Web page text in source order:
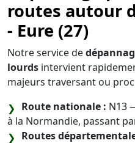
routes autour
- Eure (27)
Notre service de
lourds intervient
majeurs traversant ou
Route nationale : N13
à la Normandie, passant
Routes